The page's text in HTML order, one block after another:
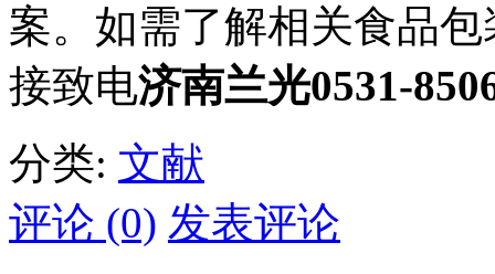
案。如需了解相关食品
接致电济南兰光0531-
分类: 文献
评论 (0) 发表评论